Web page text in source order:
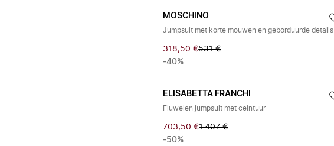
MOSCHINO
Jumpsuit met korte mouwen en geborduurde details
318,50 €531 €
-40%
ELISABETTA FRANCHI
Fluwelen jumpsuit met ceintuur
703,50 €1.407 €
-50%